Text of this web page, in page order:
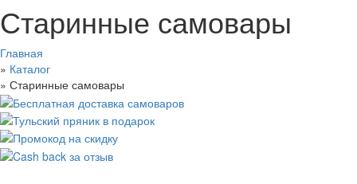
Старинные самовары
Главная
» Каталог
» Старинные самовары